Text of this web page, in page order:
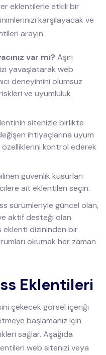
eklentilerle etkili bir
karşılayacak ve
arayın.
var mı? Aşırı
yavaşlatarak web
deneyimini olumsuz
ve uyumluluk
sitenizle birlikte
ihtiyaçlarına uyum
özelliklerini kontrol ederek
güvenlik kusurları
ait eklentileri seçin.
sürümleriyle güncel olan,
aktif desteği olan
eklenti dizininden bir
okumak her zaman
Eklentileri
çekecek görsel içeriği
başlamanız için
sağlar. Aşağıda
web sitenizi veya